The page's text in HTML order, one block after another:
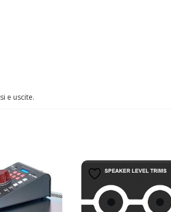
e uscite.